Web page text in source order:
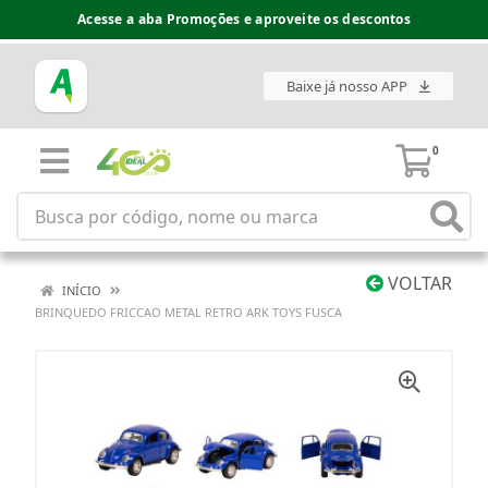
Acesse a aba Promoções e aproveite os descontos
Baixe já nosso APP
0
VOLTAR
INÍCIO
BRINQUEDO FRICCAO METAL RETRO ARK TOYS FUSCA